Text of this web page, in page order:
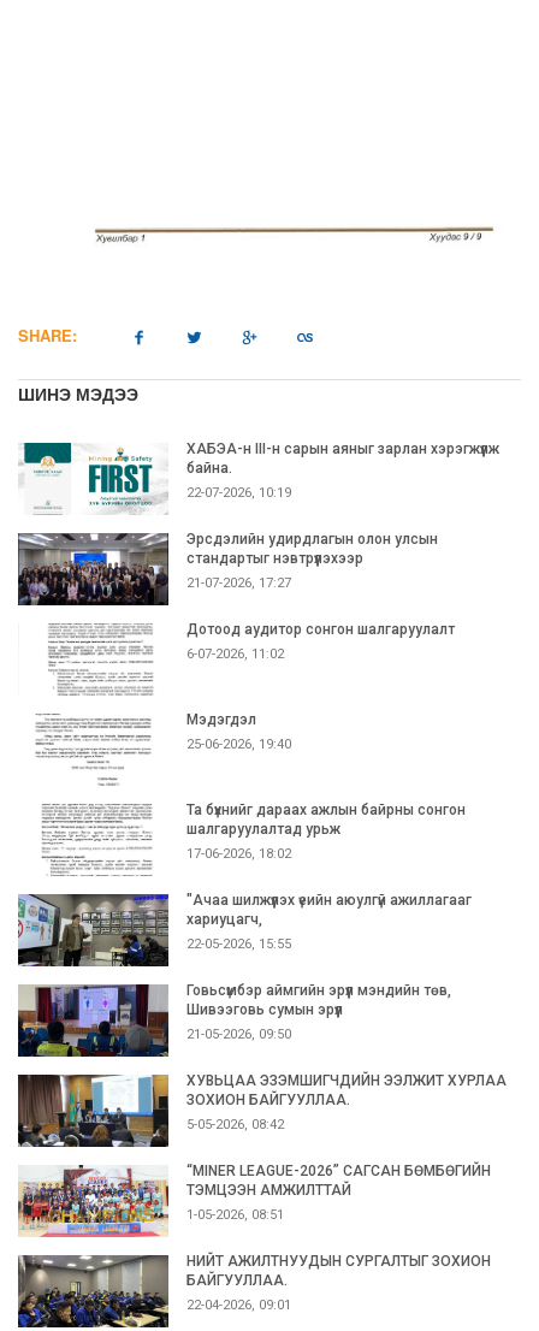
SHARE:
ШИНЭ МЭДЭЭ
ХАБЭА-н III-н сарын аяныг зарлан хэрэгжүүлж
байна.
22-07-2026, 10:19
Эрсдэлийн удирдлагын олон улсын
стандартыг нэвтрүүлэхээр
21-07-2026, 17:27
Дотоод аудитор сонгон шалгаруулалт
6-07-2026, 11:02
Мэдэгдэл
25-06-2026, 19:40
Та бүхнийг дараах ажлын байрны сонгон
шалгаруулалтад урьж
17-06-2026, 18:02
"Ачаа шилжүүлэх үеийн аюулгүй ажиллагааг
хариуцагч,
22-05-2026, 15:55
Говьсүмбэр аймгийн эрүүл мэндийн төв,
Шивээговь сумын эрүүл
21-05-2026, 09:50
ХУВЬЦАА ЭЗЭМШИГЧДИЙН ЭЭЛЖИТ ХУРЛАА
ЗОХИОН БАЙГУУЛЛАА.
5-05-2026, 08:42
“MINER LEAGUE-2026” САГСАН БӨМБӨГИЙН
ТЭМЦЭЭН АМЖИЛТТАЙ
1-05-2026, 08:51
НИЙТ АЖИЛТНУУДЫН СУРГАЛТЫГ ЗОХИОН
БАЙГУУЛЛАА.
22-04-2026, 09:01